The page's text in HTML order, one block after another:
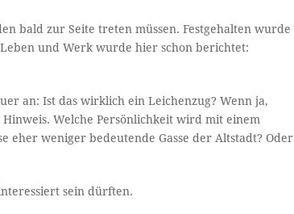
bald zur Seite treten müssen. Festgehalten wurde
und Werk wurde hier schon berichtet:
an: Ist das wirklich ein Leichenzug? Wenn ja,
Welche Persönlichkeit wird mit einem
eher weniger bedeutende Gasse der Altstadt? Oder
sein dürften.